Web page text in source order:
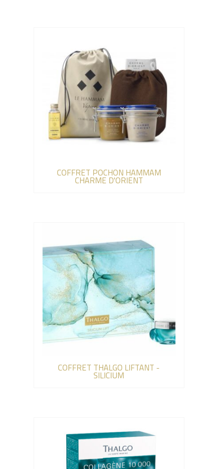
COFFRET POCHON HAMMAM
CHARME D'ORIENT
COFFRET THALGO LIFTANT -
SILICIUM